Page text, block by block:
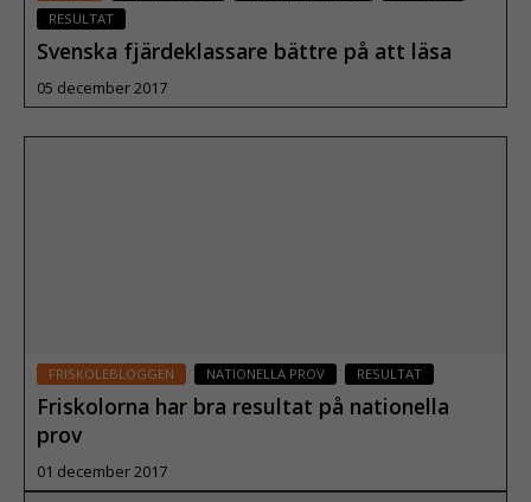
RESULTAT
Svenska fjärdeklassare bättre på att läsa
05 december 2017
FRISKOLEBLOGGEN NATIONELLA PROV RESULTAT
Friskolorna har bra resultat på nationella
prov
01 december 2017